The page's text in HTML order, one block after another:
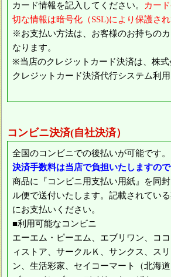
カード情報を記入してください。
カー
切な情報は暗号化（SSL)により保護され
※お支払い方法は、お客様のお持ちの
なります。
※当店のクレジットカード決済は、株
クレジットカード決済代行システム利用
コンビニ決済(自社決済）
全国のコンビニでの後払いが可能です
決済手数料は当店で負担いたしますので
商品に『コンビニ用支払い用紙』を同
ル便で送付いたします。記載されてい
にお支払いください。
■利用可能なコンビニ
エーエム・ピーエム、エブリワン、コ
ィストア、サークルＫ、サンクス、ス
ン、生活彩家、セイコーマート（北海